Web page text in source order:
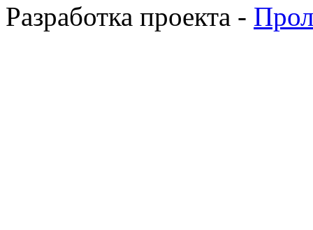
Разработка проекта -